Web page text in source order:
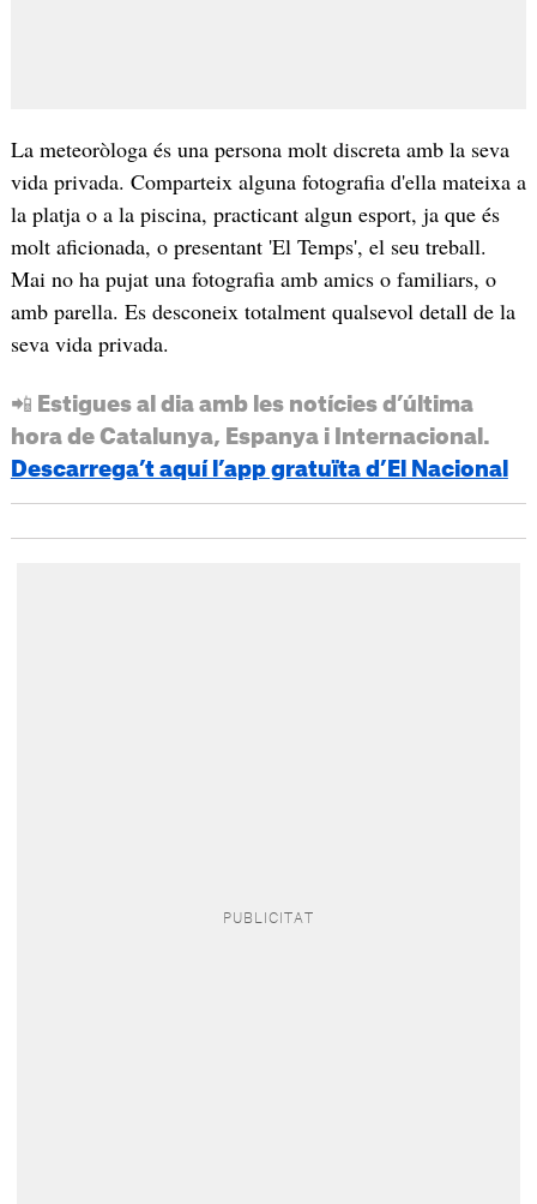
La meteoròloga és una persona molt discreta amb la seva
vida privada. Comparteix alguna fotografia d'ella mateixa a
la platja o a la piscina, practicant algun esport, ja que és
molt aficionada, o presentant 'El Temps', el seu treball.
Mai no ha pujat una fotografia amb amics o familiars, o
amb parella. Es desconeix totalment qualsevol detall de la
seva vida privada.
📲 Estigues al dia amb les notícies d’última
hora de Catalunya, Espanya i Internacional.
Descarrega’t aquí l’app gratuïta d’El Nacional